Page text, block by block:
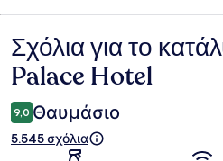
Σχόλια
Σχόλια για το
Palace Hotel
9,0 Θαυμάσιο
5.545 σχόλια